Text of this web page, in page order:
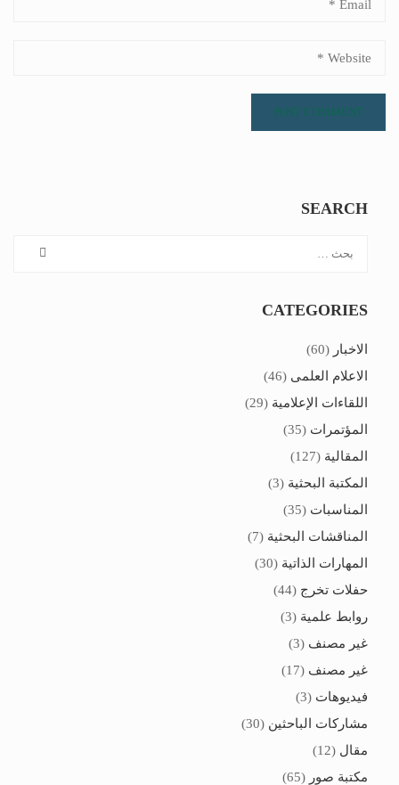
SEARCH
CATEGORIES
الاخبار (60)
الاعلام العلمى (46)
اللقاءات الإعلامية (29)
المؤتمرات (35)
المقالية (127)
المكتبة البحثية (3)
المناسبات (35)
المناقشات البحثية (7)
المهارات الذاتية (30)
حفلات تخرج (44)
روابط علمية (3)
غير مصنف (3)
غير مصنف (17)
فيديوهات (3)
مشاركات الباحثين (30)
مقال (12)
مكتبة صور (65)